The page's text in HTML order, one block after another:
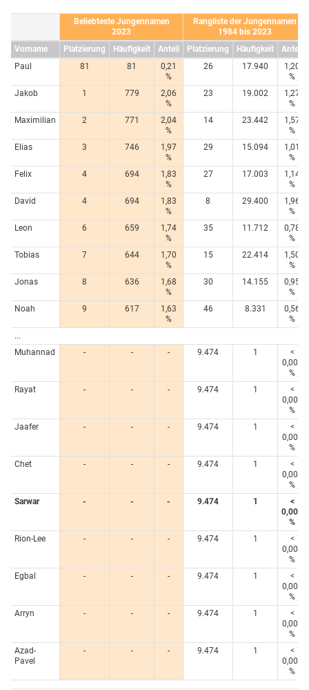
Beliebteste Jungennamen
2023
Rangliste der Jungennamen
1984 bis 2023
Vorname
Platzierung Häufigkeit Anteil Platzierung Häufigkeit
Anteil
Paul
81 81
0,21
%
26 17.940
1,20
%
Jakob
1 779
2,06
%
23 19.002
1,27
%
Maximilian
2 771
2,04
%
14 23.442
1,57
%
Elias
3 746
1,97
%
29 15.094
1,01
%
Felix
4 694
1,83
%
27 17.003
1,14
%
David
4 694
1,83
%
8 29.400
1,96
%
Leon
6 659
1,74
%
35 11.712
0,78
%
Tobias
7 644
1,70
%
15 22.414
1,50
%
Jonas
8 636
1,68
%
30 14.155
0,95
%
Noah
9 617
1,63
%
46 8.331
0,56
%
...
Muhannad
- - - 9.474 1
<
0,005
%
Rayat
- - - 9.474 1
<
0,005
%
Jaafer
- - - 9.474 1
<
0,005
%
Chet
- - - 9.474 1
<
0,005
%
Sarwar
- - - 9.474 1
<
0,005
%
Rion-Lee
- - - 9.474 1
<
0,005
%
Egbal
- - - 9.474 1
<
0,005
%
Arryn
- - - 9.474 1
<
0,005
%
Azad-
Pavel
- - - 9.474 1
<
0,005
%